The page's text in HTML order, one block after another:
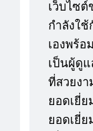
เว็บไซ
กำลังใ
เองพร้
เป็นผู้ดูแ
ที่สวยง
ยอดเยี่ย
ยอดเยี่